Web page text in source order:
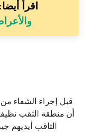
اقرأ
قبل إجراء الشفاء
أن منطقة الثقب
الثاقب أيديهم